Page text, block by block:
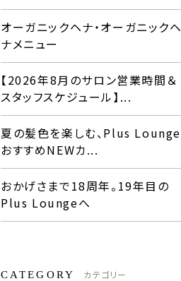
オーガニックヘナ・オーガニックヘ
ナメニュー
【2026年8月のサロン営業時間＆
スタッフスケジュール】...
夏の髪色を楽しむ、Plus Lounge
おすすめNEWカ...
おかげさまで18周年。19年目の
Plus Loungeへ
CATEGORY カテゴリー